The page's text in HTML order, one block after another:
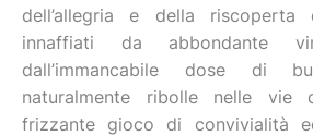
dell’allegria e della
innaffiati da abbondante
dall’immancabile dose di
naturalmente ribolle nelle vie
frizzante gioco di convivialità